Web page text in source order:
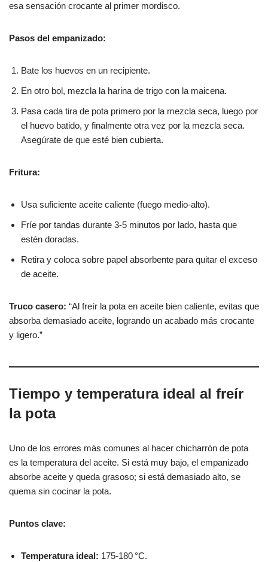
esa sensación crocante al primer mordisco.
Pasos del empanizado:
Bate los huevos en un recipiente.
En otro bol, mezcla la harina de trigo con la maicena.
Pasa cada tira de pota primero por la mezcla seca, luego por
el huevo batido, y finalmente otra vez por la mezcla seca.
Asegúrate de que esté bien cubierta.
Fritura:
Usa suficiente aceite caliente (fuego medio-alto).
Fríe por tandas durante 3-5 minutos por lado, hasta que
estén doradas.
Retira y coloca sobre papel absorbente para quitar el exceso
de aceite.
Truco casero: “Al freír la pota en aceite bien caliente, evitas que
absorba demasiado aceite, logrando un acabado más crocante
y ligero.”
Tiempo y temperatura ideal al freír
la pota
Uno de los errores más comunes al hacer chicharrón de pota
es la temperatura del aceite. Si está muy bajo, el empanizado
absorbe aceite y queda grasoso; si está demasiado alto, se
quema sin cocinar la pota.
Puntos clave:
Temperatura ideal: 175-180 °C.